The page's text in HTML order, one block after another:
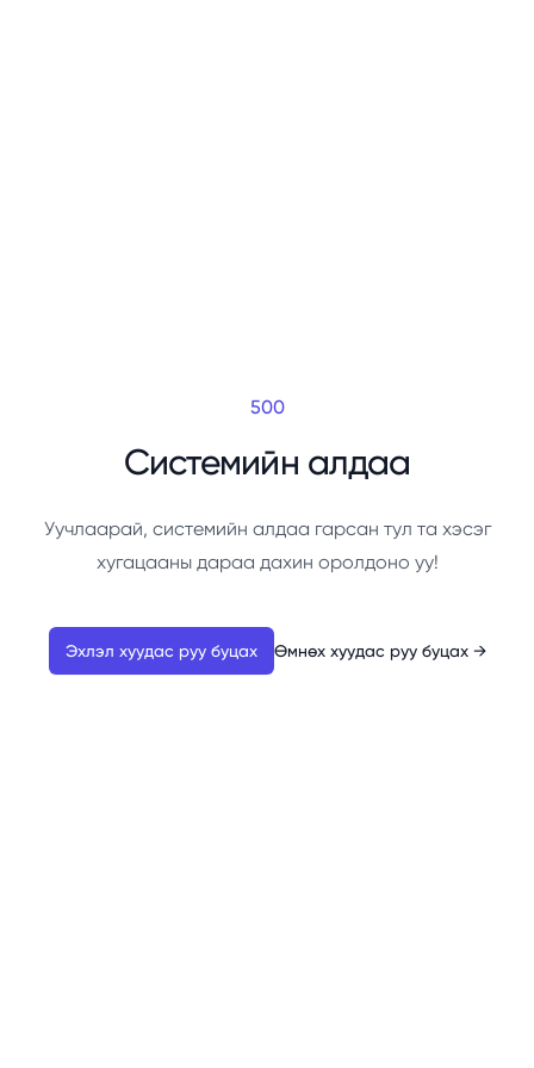
500
Системийн алдаа
Уучлаарай, системийн алдаа гарсан тул та хэсэг
хугацааны дараа дахин оролдоно уу!
Эхлэл хуудас руу буцах Өмнөх хуудас руу буцах →